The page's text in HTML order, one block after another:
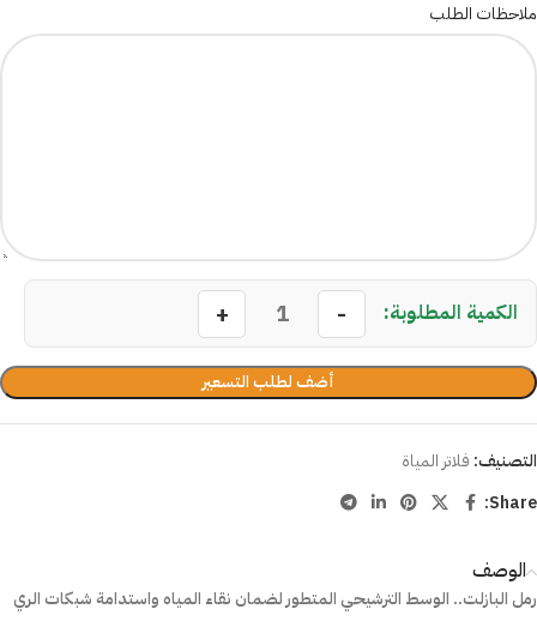
ملاحظات الطلب
أضف لطلب التسعير
التصنيف: فلاتر المياة
Share:
الوصف
رمل البازلت.. الوسط الترشيحي المتطور لضمان نقاء المياه واستدامة شبكات الري